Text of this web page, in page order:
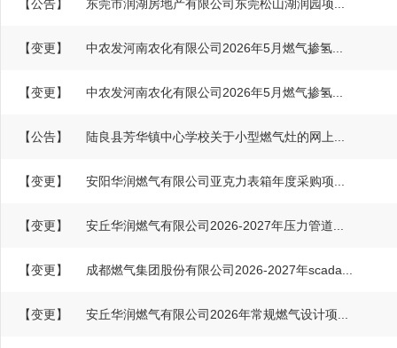
【公告】 东莞市润湖房地产有限公司东莞松山湖润园项...
【变更】 中农发河南农化有限公司2026年5月燃气掺氢...
【变更】 中农发河南农化有限公司2026年5月燃气掺氢...
【公告】 陆良县芳华镇中心学校关于小型燃气灶的网上...
【变更】 安阳华润燃气有限公司亚克力表箱年度采购项...
【变更】 安丘华润燃气有限公司2026-2027年压力管道...
【变更】 成都燃气集团股份有限公司2026-2027年scada...
【变更】 安丘华润燃气有限公司2026年常规燃气设计项...